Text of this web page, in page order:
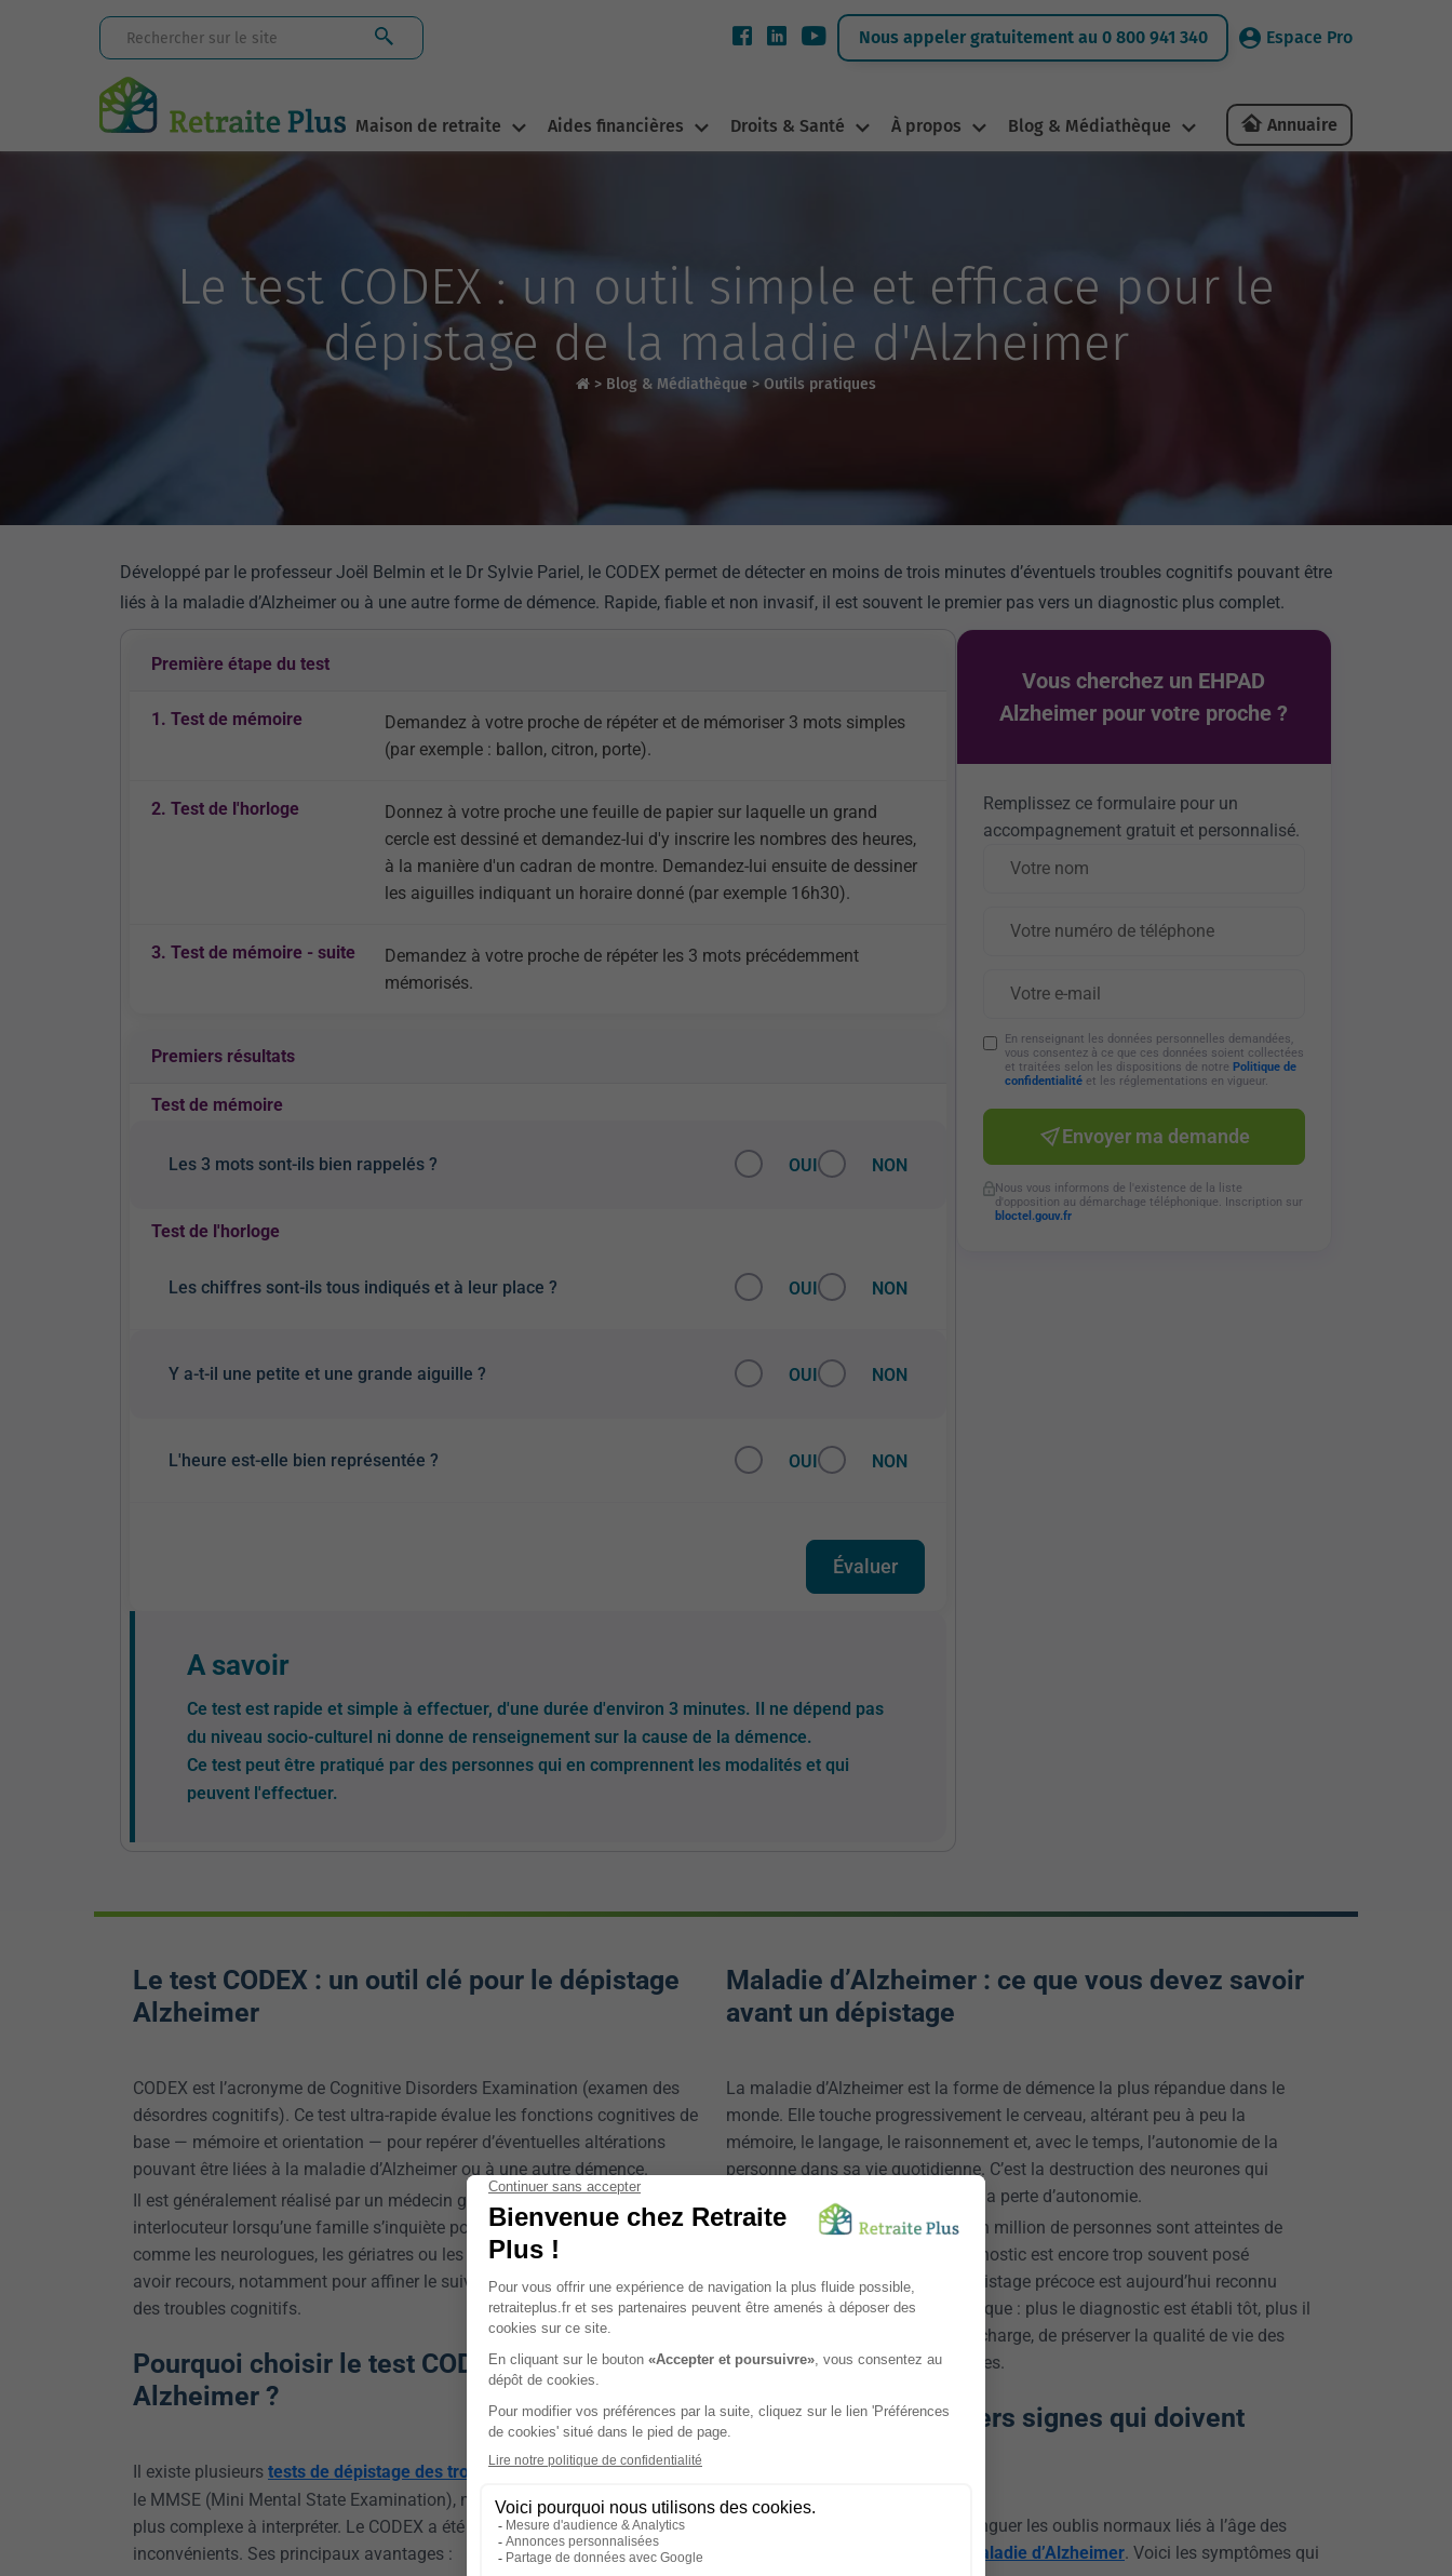
Nous appeler gratuitement au 0 800 941 340 Espace Pro
Maison de retraite Aides financières Droits & Santé À propos Blog & Médiathèque Annuaire
Le test CODEX : un outil simple et efficace pour le
dépistage de la maladie d'Alzheimer
> Blog & Médiathèque > Outils pratiques
Développé par le professeur Joël Belmin et le Dr Sylvie Pariel, le CODEX permet de détecter en moins de trois minutes d’éventuels troubles cognitifs pouvant être
liés à la maladie d’Alzheimer ou à une autre forme de démence. Rapide, fiable et non invasif, il est souvent le premier pas vers un diagnostic plus complet.
Première étape du test
1. Test de mémoire
Demandez à votre proche de répéter et de mémoriser 3 mots simples
(par exemple : ballon, citron, porte).
2. Test de l'horloge
Donnez à votre proche une feuille de papier sur laquelle un grand
cercle est dessiné et demandez-lui d'y inscrire les nombres des heures,
à la manière d'un cadran de montre. Demandez-lui ensuite de dessiner
les aiguilles indiquant un horaire donné (par exemple 16h30).
3. Test de mémoire - suite
Demandez à votre proche de répéter les 3 mots précédemment
mémorisés.
Premiers résultats
Test de mémoire
Les 3 mots sont-ils bien rappelés ? OUI NON
Test de l'horloge
Les chiffres sont-ils tous indiqués et à leur place ? OUI NON
Y a-t-il une petite et une grande aiguille ? OUI NON
L'heure est-elle bien représentée ? OUI NON
A savoir
Ce test est rapide et simple à effectuer, d'une durée d'environ 3 minutes. Il ne dépend pas
du niveau socio-culturel ni donne de renseignement sur la cause de la démence.
Ce test peut être pratiqué par des personnes qui en comprennent les modalités et qui
peuvent l'effectuer.
Vous cherchez un EHPAD
Alzheimer pour votre proche ?
Remplissez ce formulaire pour un
accompagnement gratuit et personnalisé.
En renseignant les données personnelles demandées,
vous consentez à ce que ces données soient collectées
et traitées selon les dispositions de notre Politique de
confidentialitéet les réglementations en vigueur.
Envoyer ma demande
Nous vous informons de l'existence de la liste
d'opposition au démarchage téléphonique. Inscription sur
bloctel.gouv.fr
Le test CODEX : un outil clé pour le dépistage
Alzheimer
CODEX est l’acronyme de Cognitive Disorders Examination (examen des
désordres cognitifs). Ce test ultra-rapide évalue les fonctions cognitives de
base — mémoire et orientation — pour repérer d’éventuelles altérations
pouvant être liées à la maladie d’Alzheimer ou à une autre démence.
Il est généralement réalisé par un médecin généraliste, souvent le premier
interlocuteur lorsqu’une famille s’inquiète pour un proche. Des spécialistes
comme les neurologues, les gériatres ou les psychiatres peuvent également y
avoir recours, notamment pour affiner le suivi des patients déjà suivis pour
des troubles cognitifs.
Pourquoi choisir le test CODEX pour le dépistage
Alzheimer ?
Il existe plusieurs tests de dépistage des troubles cognitifs. Le plus connu est
le MMSE (Mini Mental State Examination), mais il est plus long à réaliser et
plus complexe à interpréter. Le CODEX a été conçu pour pallier ces
inconvénients. Ses principaux avantages :
Maladie d’Alzheimer : ce que vous devez savoir
avant un dépistage
La maladie d’Alzheimer est la forme de démence la plus répandue dans le
monde. Elle touche progressivement le cerveau, altérant peu à peu la
mémoire, le langage, le raisonnement et, avec le temps, l’autonomie de la
personne dans sa vie quotidienne. C’est la destruction des neurones qui
engendre les troubles cognitifs et la perte d’autonomie.
En France, on estime que plus d’un million de personnes sont atteintes de
cette maladie. Et pourtant, le diagnostic est encore trop souvent posé
tardivement. C’est pourquoi le dépistage précoce est aujourd’hui reconnu
comme une priorité de santé publique : plus le diagnostic est établi tôt, plus il
est possible d’adapter la prise en charge, de préserver la qualité de vie des
patients et de soutenir leurs proches.
Quels sont les premiers signes qui doivent
Il n’est pas toujours facile de distinguer les oublis normaux liés à l’âge des
signes d’alerte de la maladie d’Alzheimer. Voici les symptômes qui